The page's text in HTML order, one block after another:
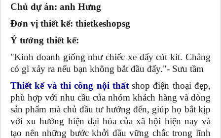
Chủ dự án: anh Hưng
Đơn vị thiết kế: thietkeshopsg
Ý tưởng thiết kế:
"Kinh doanh giống như chiếc xe đẩy cút kít. Chẳng
có gì xảy ra nếu bạn không bắt đầu đẩy."- Sưu tầm
Thiết kế và thi công nội thấtshop điện thoại đẹp,
phù hợp với nhu cầu của nhóm khách hàng và dòng
sản phẩm mà chủ đầu tư hướng đến, giúp họ bắt kịp
với xu hướng hiện đại hóa của xã hội hiện nay và
tạo nên những bước khởi đầu vững chắc trong lĩnh